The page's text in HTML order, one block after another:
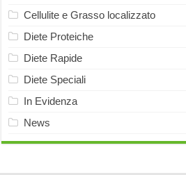
Cellulite e Grasso localizzato
Diete Proteiche
Diete Rapide
Diete Speciali
In Evidenza
News